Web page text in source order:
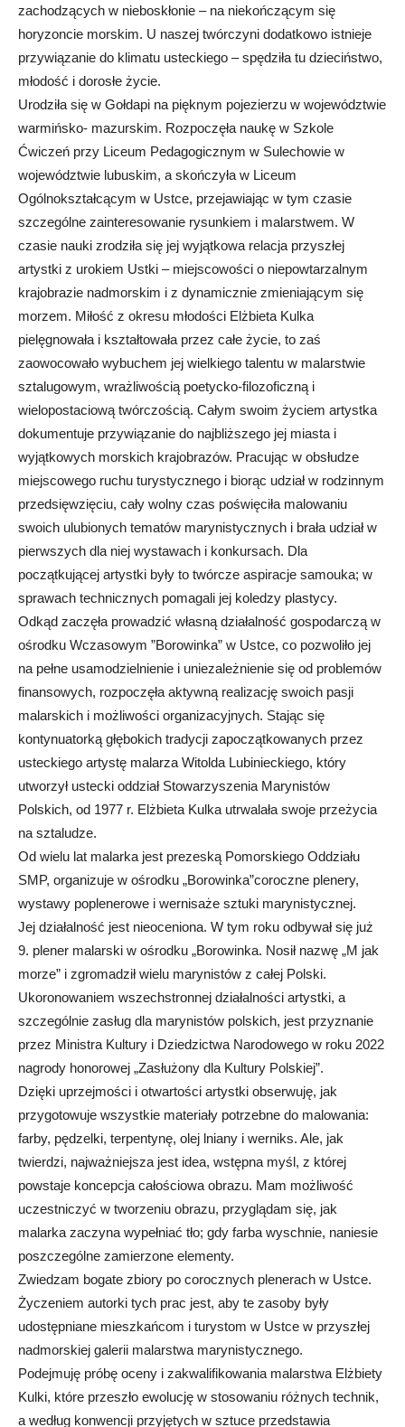
zachodzących w nieboskłonie – na niekończącym się
horyzoncie morskim. U naszej twórczyni dodatkowo istnieje
przywiązanie do klimatu usteckiego – spędziła tu dzieciństwo,
młodość i dorosłe życie.
Urodziła się w Gołdapi na pięknym pojezierzu w województwie
warmińsko- mazurskim. Rozpoczęła naukę w Szkole
Ćwiczeń przy Liceum Pedagogicznym w Sulechowie w
województwie lubuskim, a skończyła w Liceum
Ogólnokształcącym w Ustce, przejawiając w tym czasie
szczególne zainteresowanie rysunkiem i malarstwem. W
czasie nauki zrodziła się jej wyjątkowa relacja przyszłej
artystki z urokiem Ustki – miejscowości o niepowtarzalnym
krajobrazie nadmorskim i z dynamicznie zmieniającym się
morzem. Miłość z okresu młodości Elżbieta Kulka
pielęgnowała i kształtowała przez całe życie, to zaś
zaowocowało wybuchem jej wielkiego talentu w malarstwie
sztalugowym, wrażliwością poetycko-filozoficzną i
wielopostaciową twórczością. Całym swoim życiem artystka
dokumentuje przywiązanie do najbliższego jej miasta i
wyjątkowych morskich krajobrazów. Pracując w obsłudze
miejscowego ruchu turystycznego i biorąc udział w rodzinnym
przedsięwzięciu, cały wolny czas poświęciła malowaniu
swoich ulubionych tematów marynistycznych i brała udział w
pierwszych dla niej wystawach i konkursach. Dla
początkującej artystki były to twórcze aspiracje samouka; w
sprawach technicznych pomagali jej koledzy plastycy.
Odkąd zaczęła prowadzić własną działalność gospodarczą w
ośrodku Wczasowym ”Borowinka” w Ustce, co pozwoliło jej
na pełne usamodzielnienie i uniezależnienie się od problemów
finansowych, rozpoczęła aktywną realizację swoich pasji
malarskich i możliwości organizacyjnych. Stając się
kontynuatorką głębokich tradycji zapoczątkowanych przez
usteckiego artystę malarza Witolda Lubinieckiego, który
utworzył ustecki oddział Stowarzyszenia Marynistów
Polskich, od 1977 r. Elżbieta Kulka utrwalała swoje przeżycia
na sztaludze.
Od wielu lat malarka jest prezeską Pomorskiego Oddziału
SMP, organizuje w ośrodku „Borowinka”coroczne plenery,
wystawy poplenerowe i wernisaże sztuki marynistycznej.
Jej działalność jest nieoceniona. W tym roku odbywał się już
9. plener malarski w ośrodku „Borowinka. Nosił nazwę „M jak
morze” i zgromadził wielu marynistów z całej Polski.
Ukoronowaniem wszechstronnej działalności artystki, a
szczególnie zasług dla marynistów polskich, jest przyznanie
przez Ministra Kultury i Dziedzictwa Narodowego w roku 2022
nagrody honorowej „Zasłużony dla Kultury Polskiej”.
Dzięki uprzejmości i otwartości artystki obserwuję, jak
przygotowuje wszystkie materiały potrzebne do malowania:
farby, pędzelki, terpentynę, olej lniany i werniks. Ale, jak
twierdzi, najważniejsza jest idea, wstępna myśl, z której
powstaje koncepcja całościowa obrazu. Mam możliwość
uczestniczyć w tworzeniu obrazu, przyglądam się, jak
malarka zaczyna wypełniać tło; gdy farba wyschnie, naniesie
poszczególne zamierzone elementy.
Zwiedzam bogate zbiory po corocznych plenerach w Ustce.
Życzeniem autorki tych prac jest, aby te zasoby były
udostępniane mieszkańcom i turystom w Ustce w przyszłej
nadmorskiej galerii malarstwa marynistycznego.
Podejmuję próbę oceny i zakwalifikowania malarstwa Elżbiety
Kulki, które przeszło ewolucję w stosowaniu różnych technik,
a według konwencji przyjętych w sztuce przedstawia